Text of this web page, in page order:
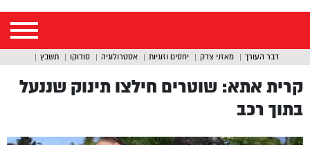
דבר העורך מאזני צדק יחסים וזוגיות אסטרולוגיה סודוקו תשבץ
קרית אתא: שוטרים חילצו תינוק שננעל
בתוך רכב